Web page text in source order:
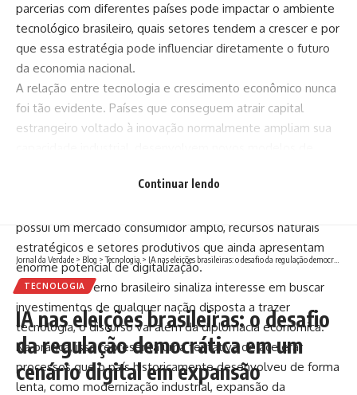
parcerias com diferentes países pode impactar o ambiente
tecnológico brasileiro, quais setores tendem a crescer e por
que essa estratégia pode influenciar diretamente o futuro
da economia nacional.
A relação entre tecnologia e crescimento econômico nunca
foi tão evidente. Países que conseguem atrair capital
estrangeiro voltado à inovação normalmente ampliam sua
empresas e startups. No caso brasileiro, essa
possui um mercado consumidor amplo, recursos naturais
estratégicos e setores produtivos que ainda apresentam
enorme potencial de digitalização.
Quando o governo brasileiro sinaliza interesse em buscar
investimentos de qualquer nação disposta a trazer
tecnologia, o discurso vai além da diplomacia econômica.
Na prática, isso representa uma tentativa de acelerar
processos que o país historicamente desenvolveu de forma
lenta, como modernização industrial, expansão da
Continuar lendo
Jornal da Verdade > Blog >Tecnologia > IA nas eleições brasileiras: o desafio da regulação democrática em um cenário digital em expansão
TECNOLOGIA
IA nas eleições brasileiras: o desafio
da regulação democrática em um
cenário digital em expansão